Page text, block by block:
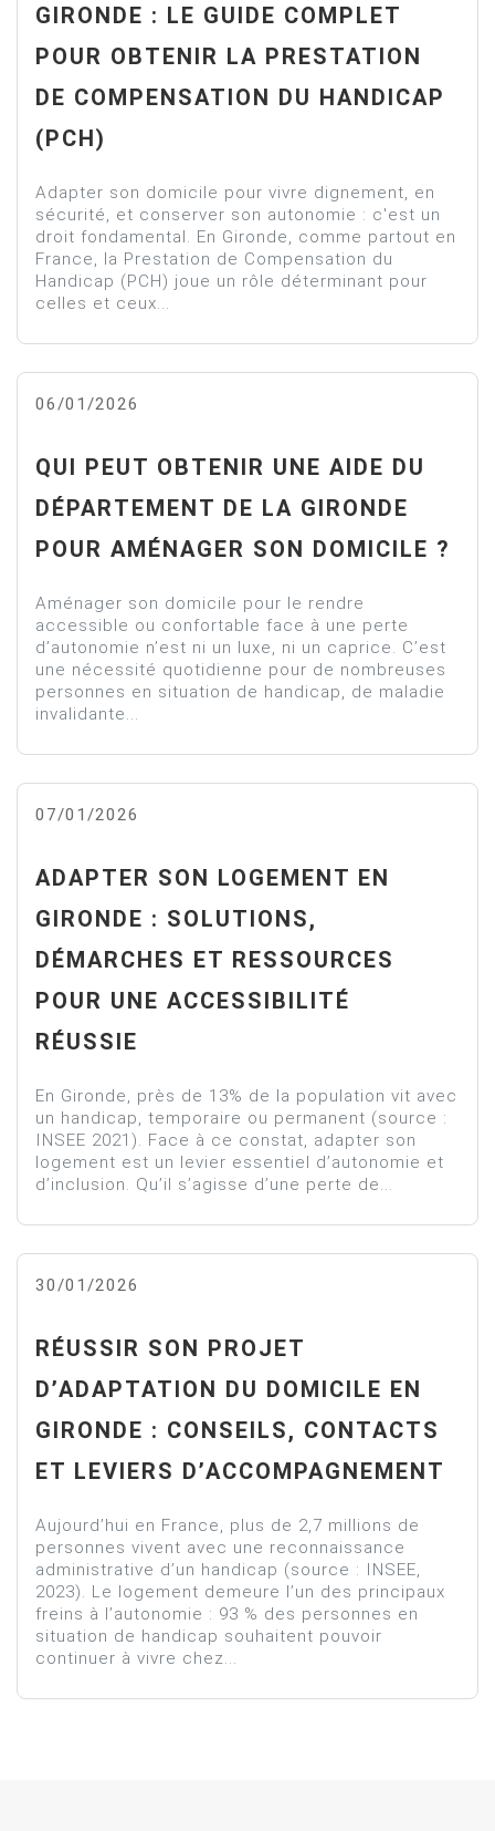
GIRONDE : LE GUIDE COMPLET
POUR OBTENIR LA PRESTATION
DE COMPENSATION DU HANDICAP
(PCH)
Adapter son domicile pour vivre dignement, en
sécurité, et conserver son autonomie : c'est un
droit fondamental. En Gironde, comme partout en
France, la Prestation de Compensation du
Handicap (PCH) joue un rôle déterminant pour
celles et ceux...
06/01/2026
QUI PEUT OBTENIR UNE AIDE DU
DÉPARTEMENT DE LA GIRONDE
POUR AMÉNAGER SON DOMICILE ?
Aménager son domicile pour le rendre
accessible ou confortable face à une perte
d’autonomie n’est ni un luxe, ni un caprice. C’est
une nécessité quotidienne pour de nombreuses
personnes en situation de handicap, de maladie
invalidante...
07/01/2026
ADAPTER SON LOGEMENT EN
GIRONDE : SOLUTIONS,
DÉMARCHES ET RESSOURCES
POUR UNE ACCESSIBILITÉ
RÉUSSIE
En Gironde, près de 13% de la population vit avec
un handicap, temporaire ou permanent (source :
INSEE 2021). Face à ce constat, adapter son
logement est un levier essentiel d’autonomie et
d’inclusion. Qu’il s’agisse d’une perte de...
30/01/2026
RÉUSSIR SON PROJET
D’ADAPTATION DU DOMICILE EN
GIRONDE : CONSEILS, CONTACTS
ET LEVIERS D’ACCOMPAGNEMENT
Aujourd’hui en France, plus de 2,7 millions de
personnes vivent avec une reconnaissance
administrative d’un handicap (source : INSEE,
2023). Le logement demeure l’un des principaux
freins à l’autonomie : 93 % des personnes en
situation de handicap souhaitent pouvoir
continuer à vivre chez...